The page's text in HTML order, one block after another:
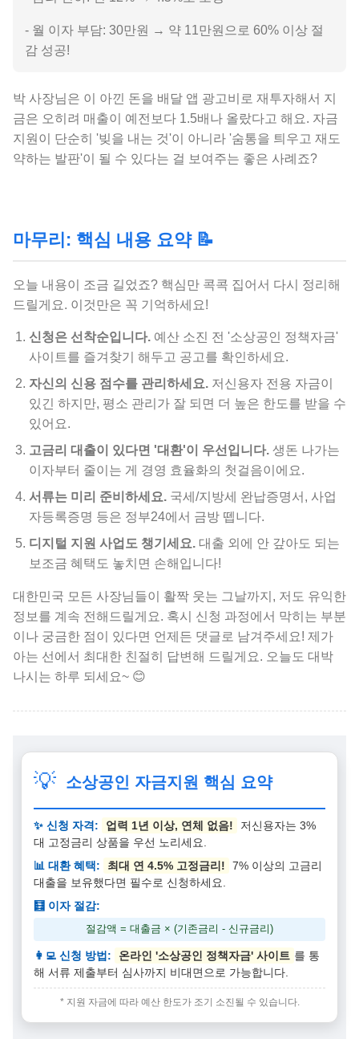
- 월 이자 부담: 30만원 → 약 11만원으로 60% 이상 절
감 성공!
박 사장님은 이 아낀 돈을 배달 앱 광고비로 재투자해서 지
금은 오히려 매출이 예전보다 1.5배나 올랐다고 해요. 자금
지원이 단순히 '빚을 내는 것'이 아니라 '숨통을 틔우고 재도
약하는 발판'이 될 수 있다는 걸 보여주는 좋은 사례죠?
마무리: 핵심 내용 요약 📝
오늘 내용이 조금 길었죠? 핵심만 콕콕 집어서 다시 정리해
드릴게요. 이것만은 꼭 기억하세요!
신청은 선착순입니다. 예산 소진 전 '소상공인 정책자금'
사이트를 즐겨찾기 해두고 공고를 확인하세요.
자신의 신용 점수를 관리하세요. 저신용자 전용 자금이
있긴 하지만, 평소 관리가 잘 되면 더 높은 한도를 받을 수
있어요.
고금리 대출이 있다면 '대환'이 우선입니다. 생돈 나가는
이자부터 줄이는 게 경영 효율화의 첫걸음이에요.
서류는 미리 준비하세요. 국세/지방세 완납증명서, 사업
자등록증명 등은 정부24에서 금방 뗍니다.
디지털 지원 사업도 챙기세요. 대출 외에 안 갚아도 되는
보조금 혜택도 놓치면 손해입니다!
대한민국 모든 사장님들이 활짝 웃는 그날까지, 저도 유익한
정보를 계속 전해드릴게요. 혹시 신청 과정에서 막히는 부분
이나 궁금한 점이 있다면 언제든 댓글로 남겨주세요! 제가
아는 선에서 최대한 친절히 답변해 드릴게요. 오늘도 대박
나시는 하루 되세요~ 😊
💡 소상공인 자금지원 핵심 요약
✨ 신청 자격: 업력 1년 이상, 연체 없음!
저신용자는 3%
대 고정금리 상품을 우선 노리세요.
📊 대환 혜택:
최대 연 4.5% 고정금리!
7% 이상의 고금리
대출을 보유했다면 필수로 신청하세요.
🧮 이자 절감:
절감액 = 대출금 × (기존금리 - 신규금리)
👩‍💻 신청 방법: 온라인 '소상공인 정책자금' 사이트 를 통
해 서류 제출부터 심사까지 비대면으로 가능합니다.
* 지원 자금에 따라 예산 한도가 조기 소진될 수 있습니다.